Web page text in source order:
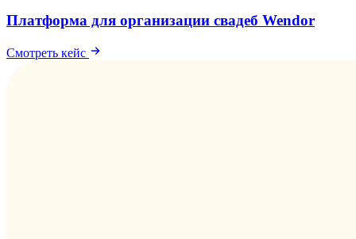
Платформа для организации свадеб Wendor
Смотреть кейс